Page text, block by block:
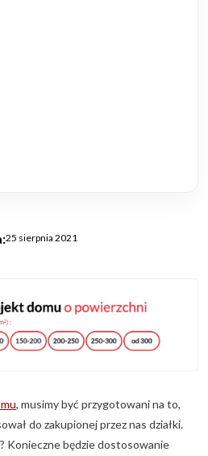
25 sierpnia 2021
, musimy być przygotowani na to,
do zakupionej przez nas działki.
Konieczne będzie dostosowanie